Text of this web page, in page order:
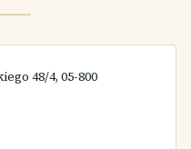
48/4, 05-800